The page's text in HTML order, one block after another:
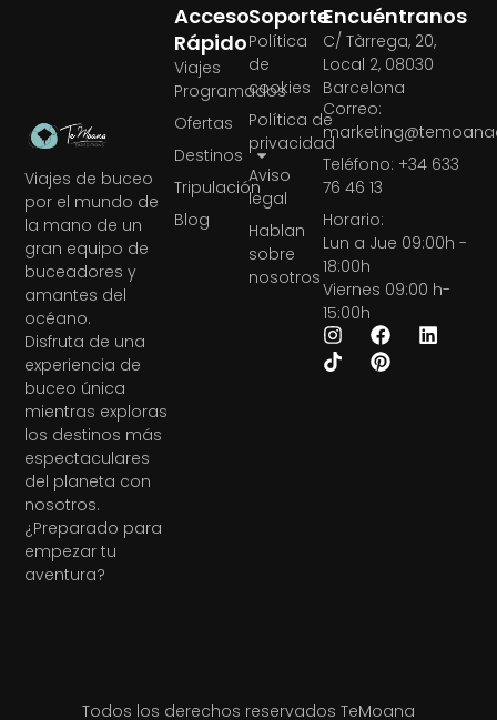
Viajes de buceo
por el mundo de
la mano de un
gran equipo de
buceadores y
amantes del
océano.
Disfruta de una
experiencia de
buceo única
mientras exploras
los destinos más
espectaculares
del planeta con
nosotros.
¿Preparado para
empezar tu
aventura?
Soporte
Política
de
cookies
Política de
privacidad
Aviso
legal
Hablan
sobre
nosotros
Acceso
Rápido
Viajes
Programados
Ofertas
Destinos
Tripulación
Blog
Encuéntranos
C/ Tàrrega, 20,
Local 2, 08030
Barcelona
Correo:
Teléfono: +34 633
76 46 13
Horario:
Lun a Jue 09:00h -
18:00h
Viernes 09:00 h-
15:00h
Todos los derechos reservados TeMoana